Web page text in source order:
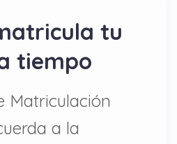
tu
tiempo
Matriculación
a la